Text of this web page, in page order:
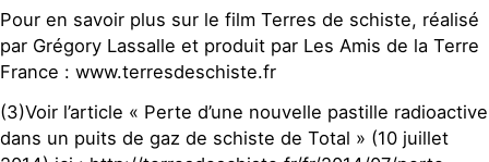
Pour en savoir plus sur le film Terres de schiste, réalisé
par Grégory Lassalle et produit par Les Amis de la Terre
France : www.terresdeschiste.fr
(3)Voir l’article « Perte d’une nouvelle pastille radioactive
dans un puits de gaz de schiste de Total » (10 juillet